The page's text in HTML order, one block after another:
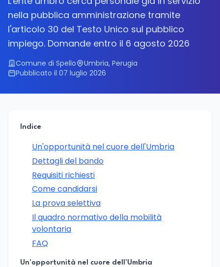
nella pubblica amministrazione tramite
l'articolo 30 del Testo Unico sul pubblico
impiego. Domande entro il 6 agosto 2026
Comune di Spello
Umbria, Perugia
Pubblicato il 07 luglio 2026
Indice
Un'opportunità nel cuore dell'Umbria
Dettagli del bando
Requisiti richiesti
Come candidarsi
La prova selettiva
Il quadro normativo della mobilità
volontaria
FAQ
Un'opportunità nel cuore dell'Umbria